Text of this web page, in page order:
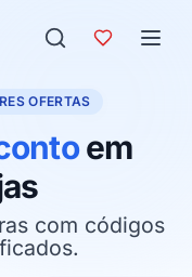
OFERTAS
em
com códigos